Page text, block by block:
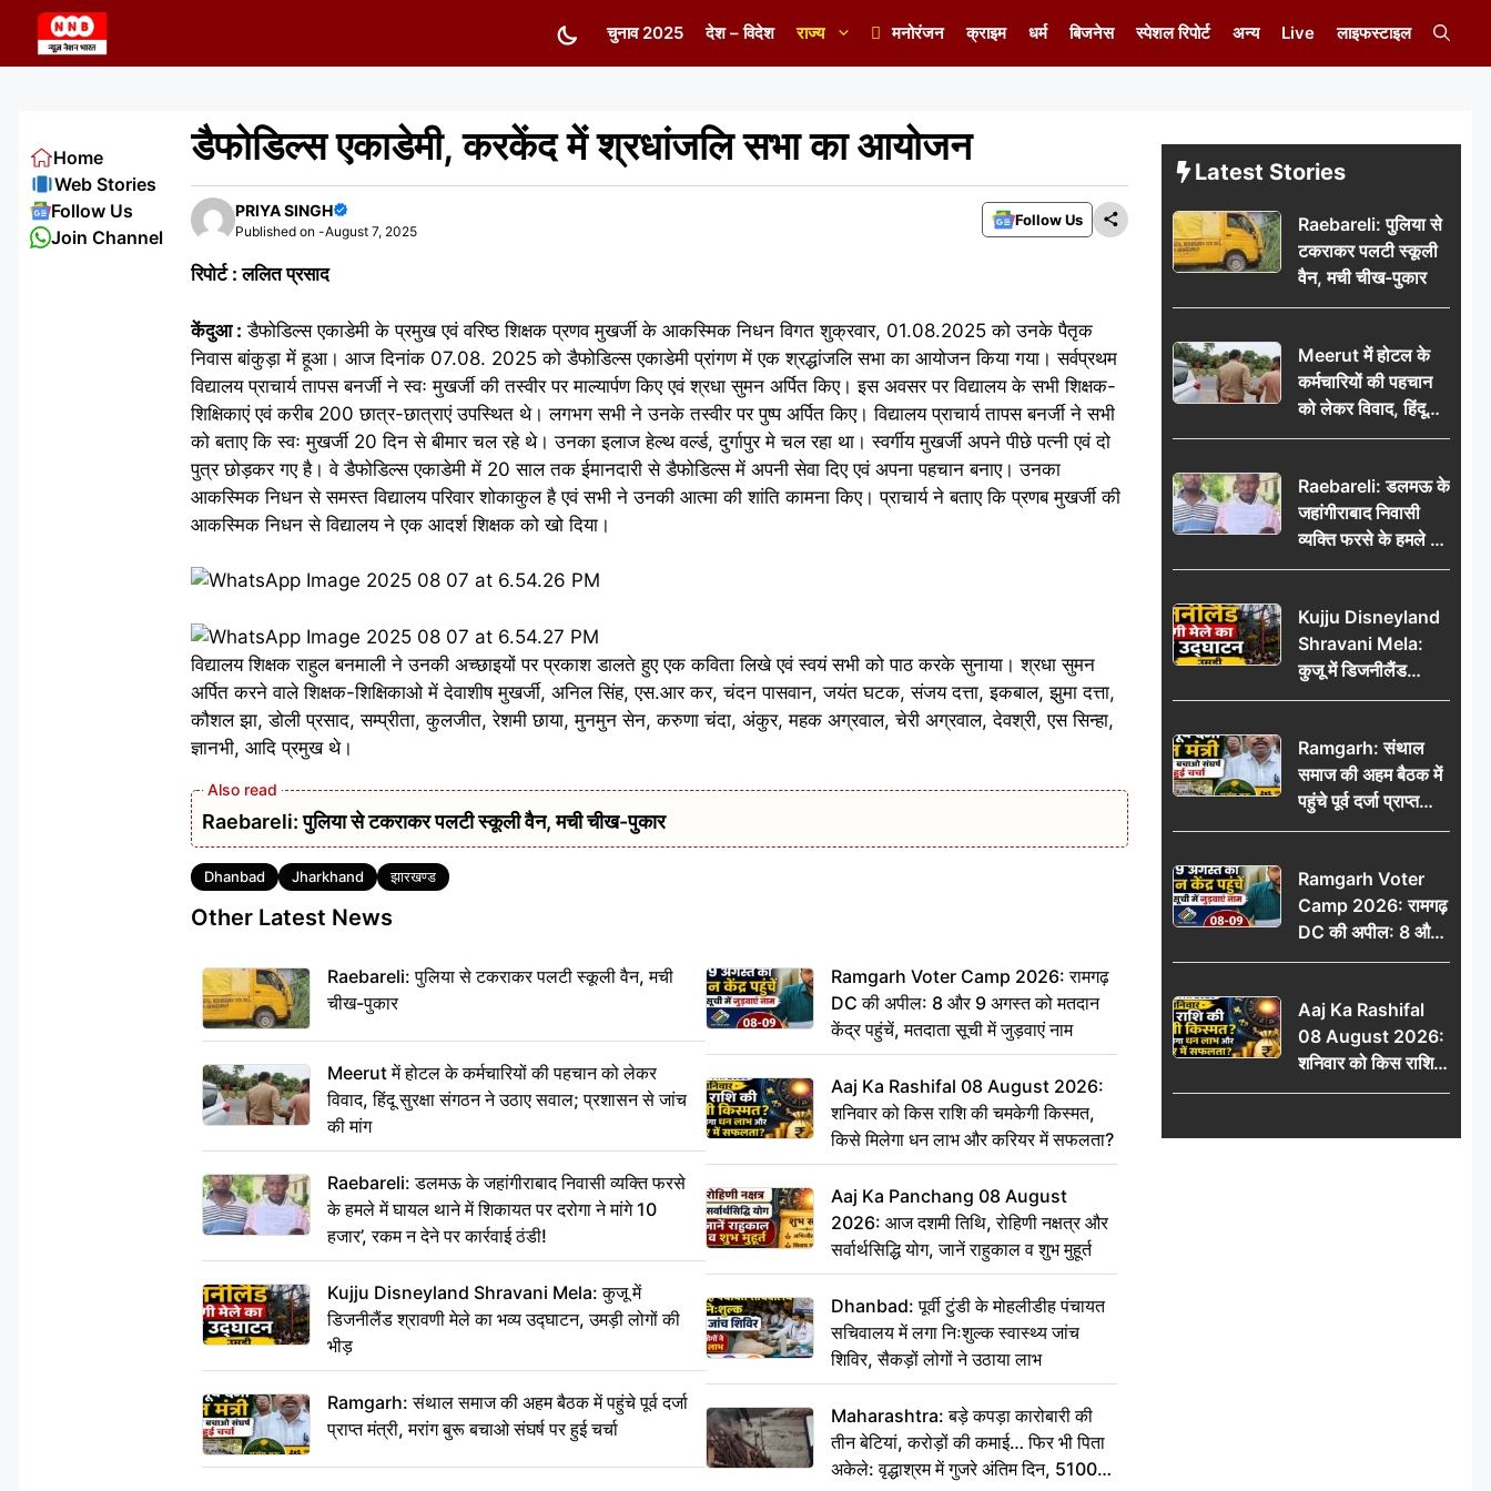
content
चुनाव 2025 देश – विदेश राज्य मनोरंजन क्राइम धर्म बिजनेस स्पेशल रिपोर्ट अन्य Live लाइफस्टाइल
डैफोडिल्स एकाडेमी, करकेंद में श्रधांजलि सभा का आयोजन
PRIYA SINGH
Published on -August 7, 2025
Follow Us
रिपोर्ट : ललित प्रसाद
केंदुआ : डैफोडिल्स एकाडेमी के प्रमुख एवं वरिष्ठ शिक्षक प्रणव मुखर्जी के आकस्मिक निधन विगत शुक्रवार, 01.08.2025 को उनके पैतृक
निवास बांकुड़ा में हूआ। आज दिनांक 07.08. 2025 को डैफोडिल्स एकाडेमी प्रांगण में एक श्रद्धांजलि सभा का आयोजन किया गया। सर्वप्रथम
विद्यालय प्राचार्य तापस बनर्जी ने स्वः मुखर्जी की तस्वीर पर माल्यार्पण किए एवं श्रधा सुमन अर्पित किए। इस अवसर पर विद्यालय के सभी शिक्षक-
शिक्षिकाएं एवं करीब 200 छात्र-छात्राएं उपस्थित थे। लगभग सभी ने उनके तस्वीर पर पुष्प अर्पित किए। विद्यालय प्राचार्य तापस बनर्जी ने सभी
को बताए कि स्वः मुखर्जी 20 दिन से बीमार चल रहे थे। उनका इलाज हेल्थ वर्ल्ड, दुर्गापुर मे चल रहा था। स्वर्गीय मुखर्जी अपने पीछे पत्नी एवं दो
पुत्र छोड़कर गए है। वे डैफोडिल्स एकाडेमी में 20 साल तक ईमानदारी से डैफोडिल्स में अपनी सेवा दिए एवं अपना पहचान बनाए। उनका
आकस्मिक निधन से समस्त विद्यालय परिवार शोकाकुल है एवं सभी ने उनकी आत्मा की शांति कामना किए। प्राचार्य ने बताए कि प्रणब मुखर्जी की
आकस्मिक निधन से विद्यालय ने एक आदर्श शिक्षक को खो दिया।
विद्यालय शिक्षक राहुल बनमाली ने उनकी अच्छाइयों पर प्रकाश डालते हुए एक कविता लिखे एवं स्वयं सभी को पाठ करके सुनाया। श्रधा सुमन
अर्पित करने वाले शिक्षक-शिक्षिकाओ में देवाशीष मुखर्जी, अनिल सिंह, एस.आर कर, चंदन पासवान, जयंत घटक, संजय दत्ता, इकबाल, झुमा दत्ता,
कौशल झा, डोली प्रसाद, सम्प्रीता, कुलजीत, रेशमी छाया, मुनमुन सेन, करुणा चंदा, अंकुर, महक अग्रवाल, चेरी अग्रवाल, देवश्री, एस सिन्हा,
ज्ञानभी, आदि प्रमुख थे।
Raebareli: पुलिया से टकराकर पलटी स्कूली वैन, मची चीख-पुकार
Tags
Dhanbad Jharkhand झारखण्ड
Other Latest News
Raebareli: पुलिया से टकराकर पलटी स्कूली वैन, मची
चीख-पुकार
Meerut में होटल के कर्मचारियों की पहचान को लेकर
विवाद, हिंदू सुरक्षा संगठन ने उठाए सवाल; प्रशासन से जांच
की मांग
Raebareli: डलमऊ के जहांगीराबाद निवासी व्यक्ति फरसे
के हमले में घायल थाने में शिकायत पर दरोगा ने मांगे 10
हजार’, रकम न देने पर कार्रवाई ठंडी!
Kujju Disneyland Shravani Mela: कुजू में
डिजनीलैंड श्रावणी मेले का भव्य उद्घाटन, उमड़ी लोगों की
भीड़
Ramgarh: संथाल समाज की अहम बैठक में पहुंचे पूर्व दर्जा
प्राप्त मंत्री, मरांग बुरू बचाओ संघर्ष पर हुई चर्चा
Ramgarh Voter Camp 2026: रामगढ़
DC की अपील: 8 और 9 अगस्त को मतदान
केंद्र पहुंचें, मतदाता सूची में जुड़वाएं नाम
Aaj Ka Rashifal 08 August 2026:
शनिवार को किस राशि की चमकेगी किस्मत,
किसे मिलेगा धन लाभ और करियर में सफलता?
Aaj Ka Panchang 08 August
2026: आज दशमी तिथि, रोहिणी नक्षत्र और
सर्वार्थसिद्धि योग, जानें राहुकाल व शुभ मुहूर्त
Dhanbad: पूर्वी टुंडी के मोहलीडीह पंचायत
सचिवालय में लगा निःशुल्क स्वास्थ्य जांच
शिविर, सैकड़ों लोगों ने उठाया लाभ
Maharashtra: बड़े कपड़ा कारोबारी की
तीन बेटियां, करोड़ों की कमाई… फिर भी पिता
अकेले: वृद्धाश्रम में गुजरे अंतिम दिन, 5100
Home
Web Stories
Follow Us
Join Channel
Latest Stories
Raebareli: पुलिया से
टकराकर पलटी स्कूली
वैन, मची चीख-पुकार
Meerut में होटल के
कर्मचारियों की पहचान
को लेकर विवाद, हिंदू
सुरक्षा संगठन ने उठाए
की मांग
Raebareli: डलमऊ के
जहांगीराबाद निवासी
व्यक्ति फरसे के हमले में
घायल थाने में शिकायत
हजार’, रकम न देने पर
कार्रवाई ठंडी!
Kujju Disneyland
Shravani Mela:
कुजू में डिजनीलैंड
श्रावणी मेले का भव्य
की भीड़
Ramgarh: संथाल
समाज की अहम बैठक में
पहुंचे पूर्व दर्जा प्राप्त
मंत्री, मरांग बुरू बचाओ
Ramgarh Voter
Camp 2026: रामगढ़
DC की अपील: 8 और
9 अगस्त को मतदान
में जुड़वाएं नाम
Aaj Ka Rashifal
08 August 2026:
शनिवार को किस राशि
की चमकेगी किस्मत,
और करियर में सफलता?